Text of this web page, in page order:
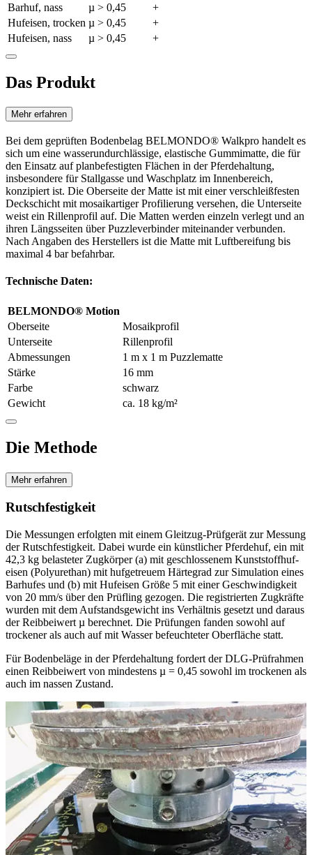
Barhuf, nass µ > 0,45
+
Hufeisen, trocken µ > 0,45
+
Hufeisen, nass
µ > 0,45 +
Das Produkt
Mehr erfahren
Bei dem geprüften Bodenbelag BELMONDO® Walkpro handelt es
sich um eine wasserundurchlässige, elastische Gummimatte, die für
den Einsatz auf planbefestigten Flächen in der Pferdehaltung,
insbesondere für Stallgasse und Waschplatz im Innenbereich,
konzipiert ist. Die Oberseite der Matte ist mit einer verschleißfesten
Deckschicht mit mosaikartiger Profilierung versehen, die Unterseite
weist ein Rillenprofil auf. Die Matten werden einzeln verlegt und an
ihren Längsseiten über Puzzleverbinder miteinander verbunden.
Nach Angaben des Herstellers ist die Matte mit Luftbereifung bis
maximal 4 bar befahrbar.
Technische Daten:
BELMONDO® Motion
Oberseite
Mosaikprofil
Unterseite
Rillenprofil
Abmessungen
1 m x 1 m Puzzlematte
Stärke
16 mm
Farbe
schwarz
Gewicht
ca. 18 kg/m²
Die Methode
Mehr erfahren
Rutschfestigkeit
Die Messungen erfolgten mit einem Gleitzug-Prüfgerät zur Messung
der Rutschfestigkeit. Dabei wurde ein künstlicher Pferdehuf, ein mit
42,3 kg belasteter Zugkörper (a) mit geschlossenem Kunststoffhuf­
eisen (Polyurethan) mit hufgetreuem Härtegrad zur Simulation eines
Barhufes und (b) mit Hufeisen Größe 5 mit einer Geschwindigkeit
von 20 mm/s über den Prüfling gezogen. Die registrierten Zugkräfte
wurden mit dem Aufstandsgewicht ins Verhältnis gesetzt und daraus
der Reibbeiwert µ berechnet. Die Prüfungen fanden sowohl auf
trockener als auch auf mit Wasser befeuchteter Oberfläche statt.
Für Bodenbeläge in der Pferde­haltung fordert der DLG-Prüfrahmen
einen Reibbeiwert von mindestens µ = 0,45 sowohl im trockenen als
auch im nassen Zustand.